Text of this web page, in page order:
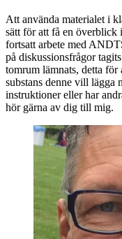
Att använda materialet i
sätt för att få en överblick
fortsatt arbete med
på diskussionsfrågor
tomrum lämnats, detta
substans denne vill lägga
instruktioner eller har
hör gärna av dig till mig.